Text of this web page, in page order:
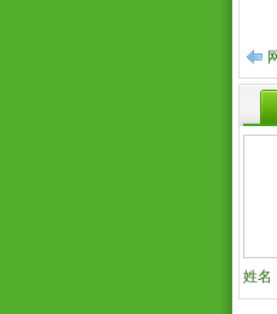
姓名